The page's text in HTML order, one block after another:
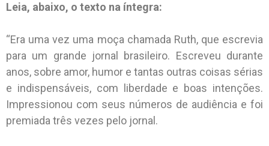
Leia, abaixo, o texto na íntegra:
“Era uma vez uma moça chamada Ruth, que escrevia
para um grande jornal brasileiro. Escreveu durante
anos, sobre amor, humor e tantas outras coisas sérias
e indispensáveis, com liberdade e boas intenções.
Impressionou com seus números de audiência e foi
premiada três vezes pelo jornal.